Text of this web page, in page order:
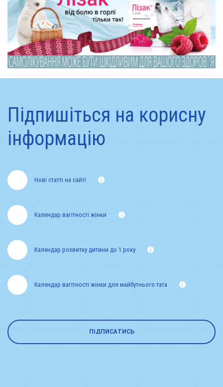
Підпишіться на корисну
інформацію
Нові статті на сайті
Календар розвитку дитини до 1 року
Календар вагітності жінки
Календар вагітності жінки для майбутнього тата
ПІДПИСАТИСЬ